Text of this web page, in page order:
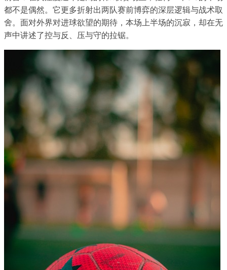
都不是偶然。它更多折射出两队赛前博弈的深层逻辑与战术取
舍。面对外界对进球欲望的期待，本场上半场的沉寂，却在无
声中讲述了控与反、压与守的拉锯。